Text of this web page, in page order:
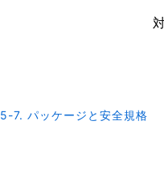
5-7. パッケージと安全規格